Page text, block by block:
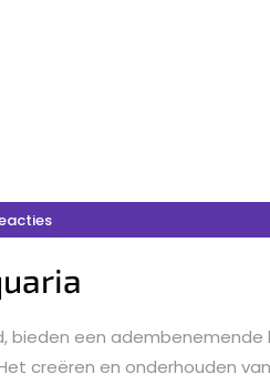
bieden een adembenemende
creëren en onderhouden